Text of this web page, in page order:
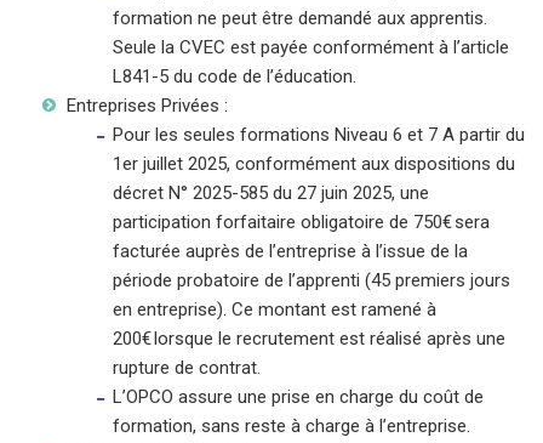
formation ne peut être demandé aux apprentis.
Seule la CVEC est payée conformément à l’article
L841-5 du code de l’éducation.
Entreprises Privées :
Pour les seules formations Niveau 6 et 7 A partir du
1er juillet 2025, conformément aux dispositions du
décret N° 2025-585 du 27 juin 2025, une
participation forfaitaire obligatoire de 750€ sera
facturée auprès de l’entreprise à l’issue de la
période probatoire de l’apprenti (45 premiers jours
en entreprise). Ce montant est ramené à
200€ lorsque le recrutement est réalisé après une
rupture de contrat.
L’OPCO assure une prise en charge du coût de
formation, sans reste à charge à l’entreprise.